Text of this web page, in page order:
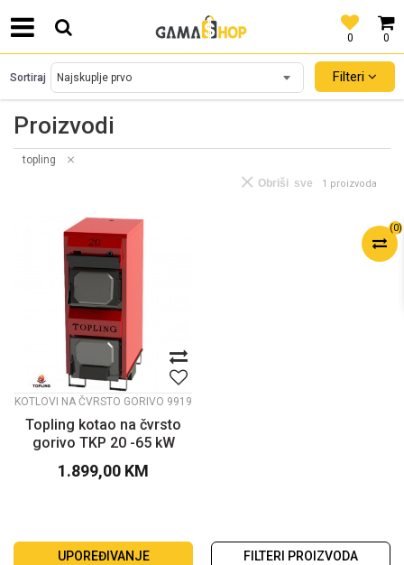
0
0
SIGURNO PLAĆANJE PLATNIM KARTICAMA!
(0)
Proizvodi
Sortiraj Filteri
topling
1 proizvoda
Obriši sve
KOTLOVI NA ČVRSTO GORIVO 9919
Topling kotao na čvrsto
gorivo TKP 20 -65 kW
1.899,00 KM
UPOREĐIVANJE FILTERI PROIZVODA